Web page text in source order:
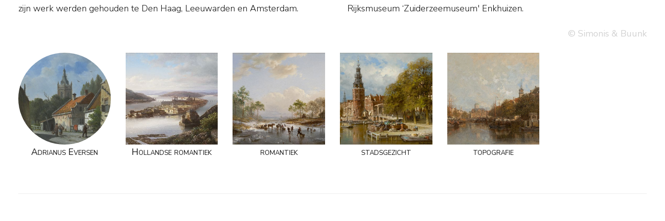
zijn werk werden gehouden te Den Haag, Leeuwarden en Amsterdam.
Rijksmuseum ‘Zuiderzeemuseum' Enkhuizen.
© Simonis & Buunk
Adrianus Eversen Hollandse romantiek romantiek stadsgezicht topografie